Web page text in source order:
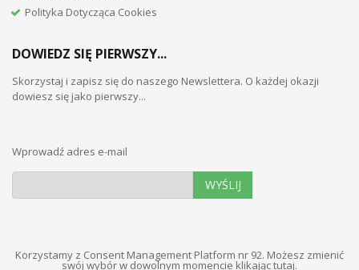
Polityka Dotycząca Cookies
DOWIEDZ SIĘ PIERWSZY...
Skorzystaj i zapisz się do naszego Newslettera. O każdej okazji
dowiesz się jako pierwszy...
Wprowadź adres e-mail
WYŚLIJ
Korzystamy z Consent Management Platform nr 92. Możesz zmienić
swój wybór w dowolnym momencie klikając tutaj.